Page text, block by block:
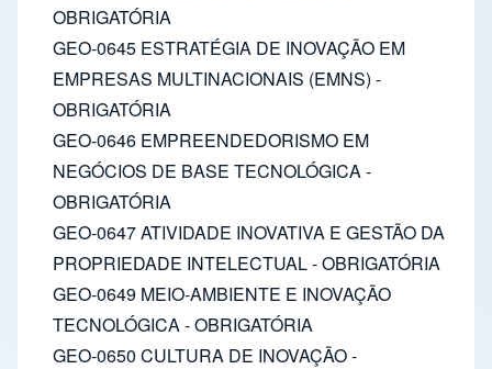
OBRIGATÓRIA
GEO-0645 ESTRATÉGIA DE INOVAÇÃO EM
EMPRESAS MULTINACIONAIS (EMNS) -
OBRIGATÓRIA
GEO-0646 EMPREENDEDORISMO EM
NEGÓCIOS DE BASE TECNOLÓGICA -
OBRIGATÓRIA
GEO-0647 ATIVIDADE INOVATIVA E GESTÃO DA
PROPRIEDADE INTELECTUAL - OBRIGATÓRIA
GEO-0649 MEIO-AMBIENTE E INOVAÇÃO
TECNOLÓGICA - OBRIGATÓRIA
GEO-0650 CULTURA DE INOVAÇÃO -